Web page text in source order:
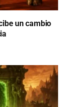
un cambio